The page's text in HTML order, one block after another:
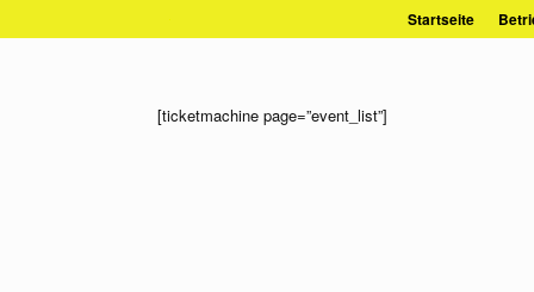
Inhalt
Startseite
[ticketmachine page=”event_list”]